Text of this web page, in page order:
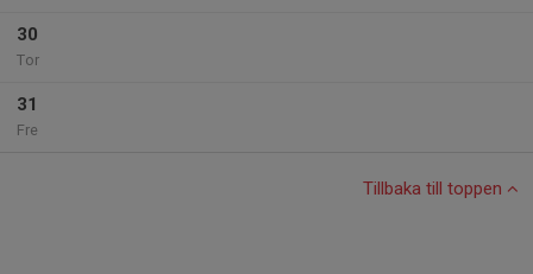
30
Tor
31
Fre
Tillbaka till toppen